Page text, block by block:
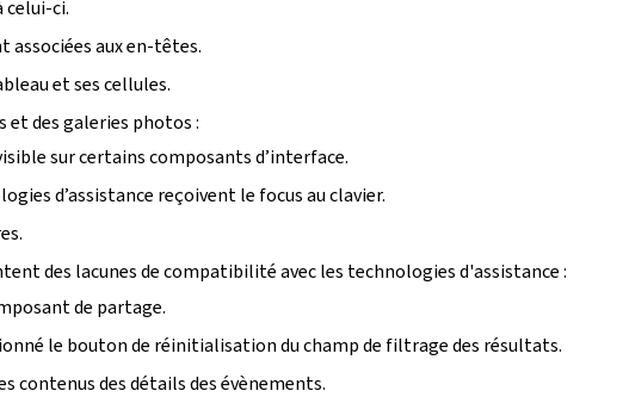
celui-ci.
associées aux en-têtes.
et ses cellules.
et des galeries photos :
sur certains composants d’interface.
d’assistance reçoivent le focus au clavier.
des lacunes de compatibilité avec les technologies d'assistance :
de partage.
le bouton de réinitialisation du champ de filtrage des résultats.
contenus des détails des évènements.